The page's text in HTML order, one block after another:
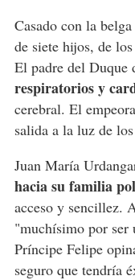
Casado con la
de siete hijos, de
El padre del Duque
respiratorios y
cerebral. El
salida a la luz de
Juan María
hacia su familia
acceso y sencillez.
"muchísimo por ser
Príncipe Felipe
seguro que tendría